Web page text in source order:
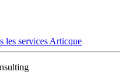
les services Articque